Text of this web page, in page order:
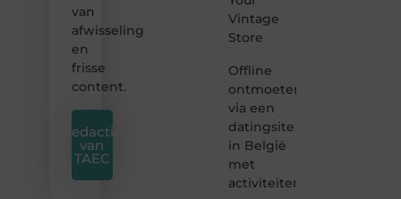
van
afwisseling
en
frisse
content.
Redactie
van
TAEC
Vintage
Store
Offline
ontmoeten
via een
datingsite
in België
met
activiteiten